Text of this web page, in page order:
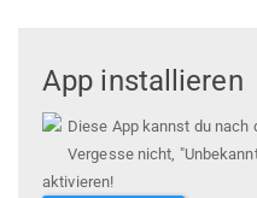
App installieren
Diese App kannst du
Vergesse nicht,
aktivieren!